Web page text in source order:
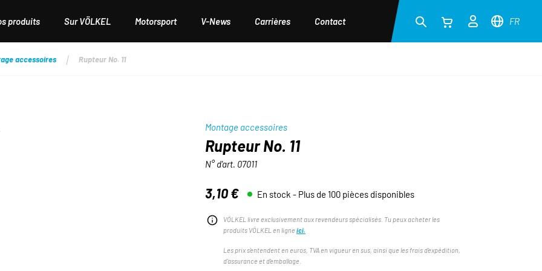
produits Sur VÖLKEL Motorsport V-News Carrières Contact FR
accessoires Rupteur No. 11
Montage accessoires
Rupteur No. 11
N° d'art. 07011
Prix régulier :
3,10 € En stock - Plus de 100 pièces disponibles
VÖLKEL livre exclusivement aux revendeurs spécialisés. Tu peux acheter les
produits VÖLKEL en ligne ici.
Les prix s'entendent en euros, TVA en vigueur en sus, ainsi que les frais d'expédition,
d'assurance et d'emballage.